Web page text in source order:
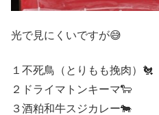
光で見にくいですが😅
１不死鳥（とりもも挽肉）🐔
２ドライマトンキーマ🐑
３酒粕和牛スジカレー🐄